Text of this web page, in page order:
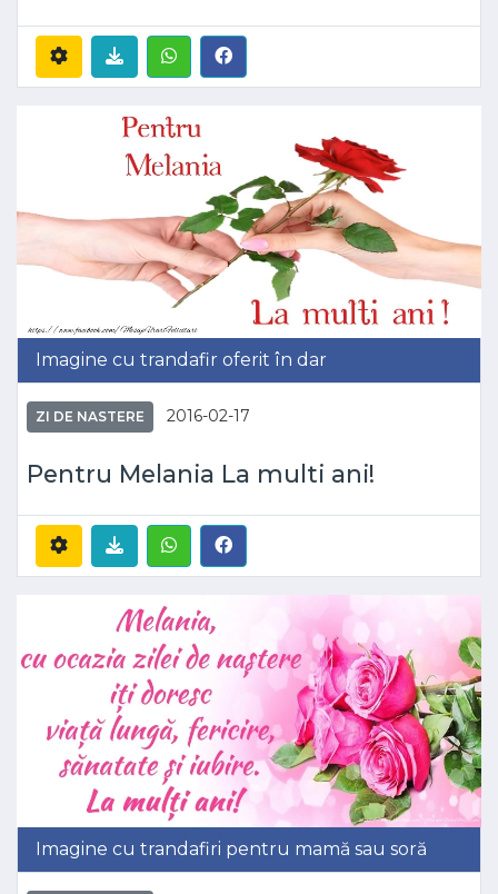
Imagine cu trandafir oferit în dar
ZI DE NASTERE 2016-02-17
Pentru Melania La multi ani!
Imagine cu trandafiri pentru mamă sau soră